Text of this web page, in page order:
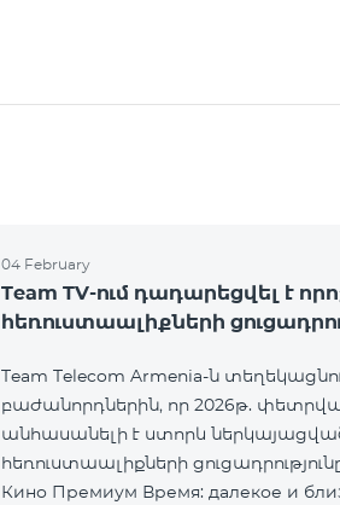
04 February
Team TV-ում դադարեցվել է
հեռուստաալիքների
Team Telecom Armenia-ն
բաժանորդներին, որ 2026թ.
անհասանելի է ստորև
հեռուստաալիքների ցուցադրությունը. Дом Кино
Кино Премиум Время: далекое и